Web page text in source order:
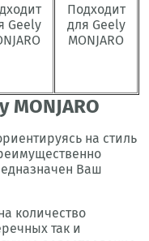
Geely
Подходит
для Geely
MONJARO
на стиль
Ваш
количество
так и